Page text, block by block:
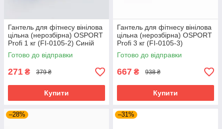
Гантель для фітнесу вінілова
цільна (нерозбірна) OSPORT
Profi 1 кг (FI-0105-2) Синій
Готово до відправки
271 ₴ 379 ₴
Купити
Гантель для фітнесу вінілова
цільна (нерозбірна) OSPORT
Profi 3 кг (FI-0105-3)
Фіолетовий
Готово до відправки
667 ₴ 938 ₴
Купити
–28% –31%